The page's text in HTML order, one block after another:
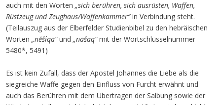
auch mit den Worten „sich berühren, sich ausrüsten, Waffen,
Rüstzeug und Zeughaus/Waffenkammer“in Verbindung steht.
(Teilauszug aus der Elberfelder Studienbibel zu den hebräischen
Worten „nĕšîqā“und „nāšaq“mit der Wortschlüsselnummer
5480*, 5491)
Es ist kein Zufall, dass der Apostel Johannes die Liebe als die
siegreiche Waffe gegen den Einfluss von Furcht erwähnt und
auch das Berühren mit dem Übertragen der Salbung sowie der